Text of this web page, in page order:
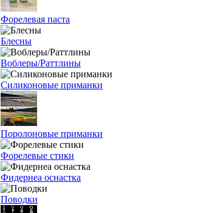
Форелевая паста
Блесны
Воблеры/Раттлины
Силиконовые приманки
Поролоновые приманки
Форелевые стики
Фидернеа оснастка
Поводки